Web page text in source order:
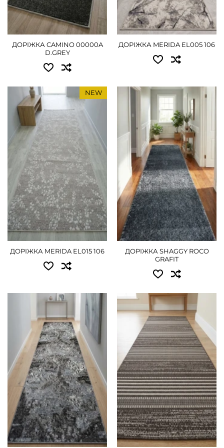
2.00 - 1350 грн
2.50 - 1755 грн
3.00 - 2070 грн
4.00 - 2790 грн
ДЕТАЛЬНІШЕ
ДОРІЖКА CAMINO 00000A
D.GREY
2.00 - 1890 грн
3.00 - 2790 грн
ДЕТАЛЬНІШЕ
ДОРІЖКА MERIDA EL005 106
NEW
Доступні розміри:
0.80 - 765 грн
1.00 - 900 грн
1.20 - 1080 грн
1.50 - 1440 грн
1.80 - 1710 грн
2.00 - 1890 грн
2.50 - 2340 грн
3.00 - 2790 грн
ДЕТАЛЬНІШЕ
ДОРІЖКА MERIDA EL015 106
Доступні розміри:
0.80 - 630 грн
1.00 - 765 грн
1.20 - 900 грн
1.50 - 1170 грн
1.80 - 1395 грн
2.00 - 1530 грн
2.50 - 1935 грн
3.00 - 2295 грн
4.00 - 3060 грн
ДЕТАЛЬНІШЕ
ДОРІЖКА SHAGGY ROCO
GRAFIT
Доступні розміри:
0.80 - 765 грн
1.00 - 945 грн
1.20 - 1080 грн
1.50 - 1350 грн
1.80 - 1620 грн
2.00 - 1800 грн
Доступні розміри:
0.50 - 405 грн
0.60 - 495 грн
0.67 - 540 грн
0.80 - 630 грн
1.00 - 810 грн
1.20 - 990 грн